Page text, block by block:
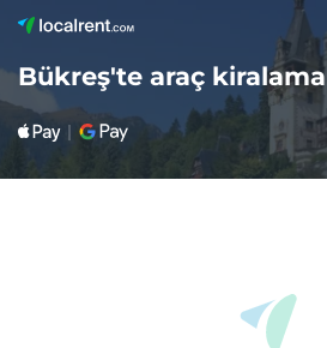
Bükreş'te araç kiralama